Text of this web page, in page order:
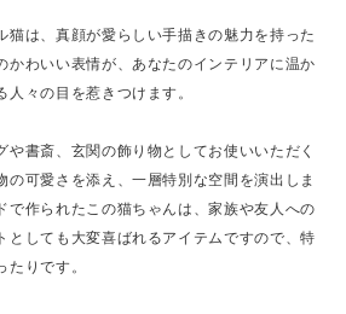
猫は、真顔が愛らしい手描きの魅力を持った
かわいい表情が、あなたのインテリアに温か
々の目を惹きつけます。
や書斎、玄関の飾り物としてお使いいただく
の可愛さを添え、一層特別な空間を演出しま
で作られたこの猫ちゃんは、家族や友人への
としても大変喜ばれるアイテムですので、特
たりです。